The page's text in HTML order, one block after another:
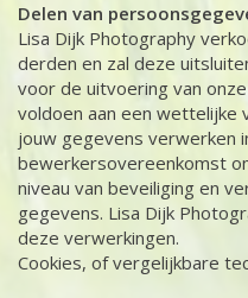
Delen van
Lisa Dijk Photography
derden en zal deze
voor de uitvoering van
voldoen aan een wettelijke
jouw gegevens verwerken
bewerkersovereenkomst
niveau van beveiliging en
gegevens. Lisa Dijk
deze verwerkingen.
Cookies, of vergelijkbare